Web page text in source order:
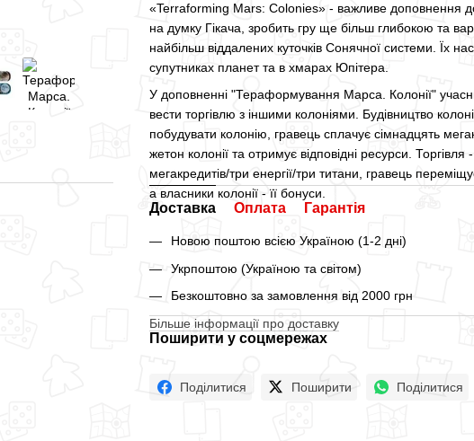
«Terraforming Mars: Colonies» - важливе доповнення
на думку Гікача, зробить гру ще більш глибокою та
найбільш віддалених куточків Сонячної системи. Їх
супутниках планет та в хмарах Юпітера.
У доповненні "Тераформування Марса. Колонії"
вести торгівлю з іншими колоніями. Будівництво
побудувати колонію, гравець сплачує сімнадцять
жетон колонії та отримує відповідні ресурси.
мегакредитів/три енергії/три титани, гравець
а власники колонії - її бонуси.
Доставка Оплата Гарантія
Новою поштою всією Україною (1-2 дні)
Укрпоштою (Україною та світом)
Безкоштовно за замовлення від 2000 грн
Більше інформації про доставку
Поширити у соцмережах
Поділитися Поширити Поділитися